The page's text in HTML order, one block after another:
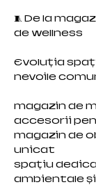
🧵 De la
de wellness
Evoluția
nevoile
magazin de
accesorii
magazin de
unicat
spațiu
ambientale